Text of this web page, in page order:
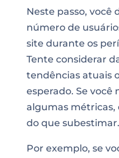
Neste passo, você
número de
site durante os
Tente considerar
tendências atuais
esperado. Se você
algumas
do que subestimar.
Por exemplo, se